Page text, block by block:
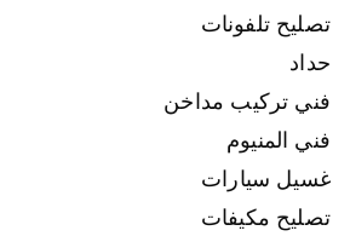
تصليح تلفونات
حداد
فني تركيب مداخن
فني المنيوم
غسيل سيارات
تصليح مكيفات